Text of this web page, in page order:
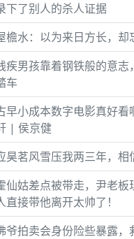
下了别人的杀人证据
檐水：以为来日方长，
疾男孩靠着钢铁般的意志
车
早小成本数字电影真好
| 侯京健
昊茗风雪压我两三年，相
仙姑差点被带走，尹老
直接带他离开太帅了！
爷拍卖会身份险些暴露，